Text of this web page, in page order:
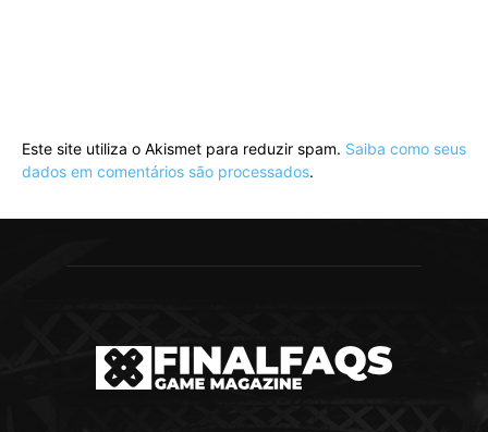
Este site utiliza o Akismet para reduzir spam. Saiba como seus
dados em comentários são processados.